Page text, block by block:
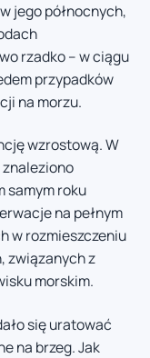
jego północnych,
rzadko – w ciągu
przypadków
na morzu.
wzrostową. W
znaleziono
samym roku
na pełnym
w rozmieszczeniu
związanych z
morskim.
się uratować
na brzeg. Jak